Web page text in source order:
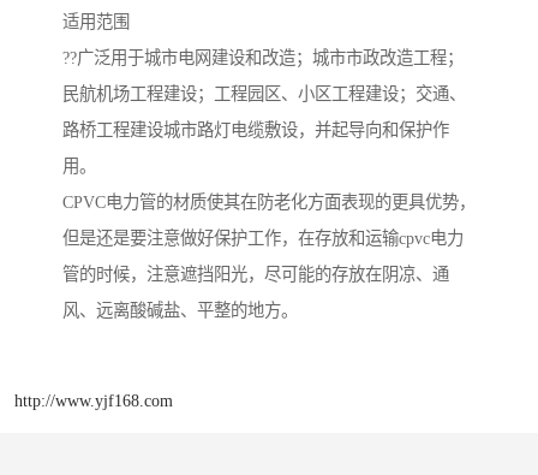
适用范围
??广泛用于城市电网建设和改造；城市市政改造工程；
民航机场工程建设；工程园区、小区工程建设；交通、
路桥工程建设城市路灯电缆敷设，并起导向和保护作
用。
CPVC电力管的材质使其在防老化方面表现的更具优势，
但是还是要注意做好保护工作，在存放和运输cpvc电力
管的时候，注意遮挡阳光，尽可能的存放在阴凉、通
风、远离酸碱盐、平整的地方。
http://www.yjf168.com